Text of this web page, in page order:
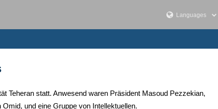
Teheran statt. Anwesend waren Präsident Masoud Pezzekian,
und eine Gruppe von Intellektuellen.